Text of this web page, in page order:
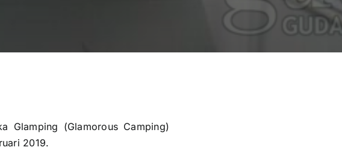
Glamping (Glamorous Camping)
2019.